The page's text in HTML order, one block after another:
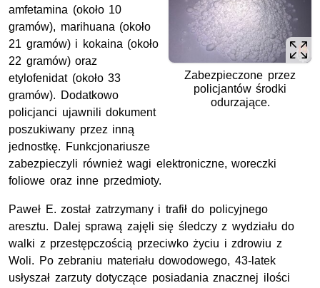
Zabezpieczone przez
policjantów środki
odurzające.
amfetamina (około 10
gramów), marihuana (około
21 gramów) i kokaina (około
22 gramów) oraz
etylofenidat (około 33
gramów). Dodatkowo
policjanci ujawnili dokument
poszukiwany przez inną
jednostkę. Funkcjonariusze
zabezpieczyli również wagi elektroniczne, woreczki
foliowe oraz inne przedmioty.
Paweł E. został zatrzymany i trafił do policyjnego
aresztu. Dalej sprawą zajęli się śledczy z wydziału do
walki z przestępczością przeciwko życiu i zdrowiu z
Woli. Po zebraniu materiału dowodowego, 43-latek
usłyszał zarzuty dotyczące posiadania znacznej ilości